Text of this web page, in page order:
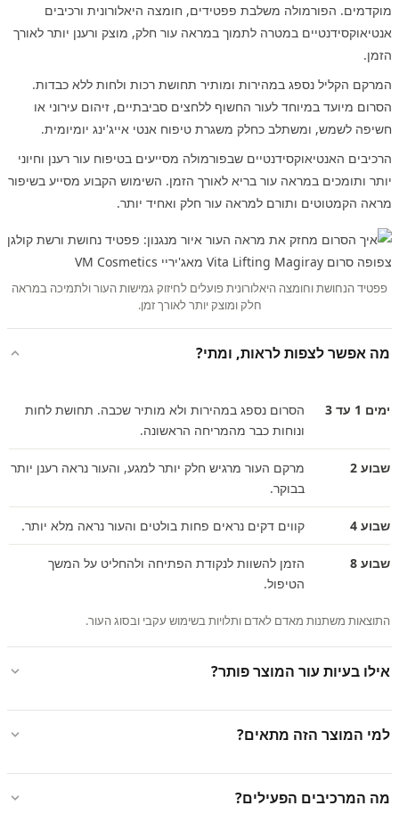
מוקדמים. הפורמולה משלבת פפטידים, חומצה היאלורונית ורכיבים
אנטיאוקסידנטיים במטרה לתמוך במראה עור חלק, מוצק ורענן יותר לאורך
הזמן.
המרקם הקליל נספג במהירות ומותיר תחושת רכות ולחות ללא כבדות.
הסרום מיועד במיוחד לעור החשוף ללחצים סביבתיים, זיהום עירוני או
חשיפה לשמש, ומשתלב כחלק משגרת טיפוח אנטי אייג'ינג יומיומית.
הרכיבים האנטיאוקסידנטיים שבפורמולה מסייעים בטיפוח עור רענן וחיוני
יותר ותומכים במראה עור בריא לאורך הזמן. השימוש הקבוע מסייע בשיפור
מראה הקמטוטים ותורם למראה עור חלק ואחיד יותר.
פפטיד הנחושת וחומצה היאלורונית פועלים לחיזוק גמישות העור ולתמיכה במראה
חלק ומוצק יותר לאורך זמן.
מה אפשר לצפות לראות, ומתי?
ימים 1 עד 3
הסרום נספג במהירות ולא מותיר שכבה. תחושת לחות
ונוחות כבר מהמריחה הראשונה.
שבוע 2
מרקם העור מרגיש חלק יותר למגע, והעור נראה רענן יותר
בבוקר.
שבוע 4 קווים דקים נראים פחות בולטים והעור נראה מלא יותר.
שבוע 8
הזמן להשוות לנקודת הפתיחה ולהחליט על המשך
הטיפול.
התוצאות משתנות מאדם לאדם ותלויות בשימוש עקבי ובסוג העור.
אילו בעיות עור המוצר פותר?
למי המוצר הזה מתאים?
מה המרכיבים הפעילים?